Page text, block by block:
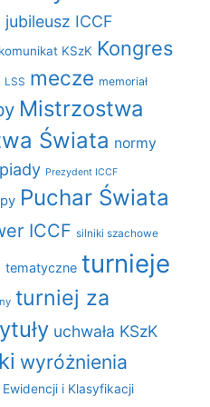
jubileusz ICCF
komunikat KSzK Kongres
LSS mecze memoriał
Mistrzostwa
Świata normy
Prezydent ICCF
Puchar Świata
ICCF silniki szachowe
tematyczne turnieje
turniej za
uchwała KSzK
wyróżnienia
Ewidencji i Klasyfikacji